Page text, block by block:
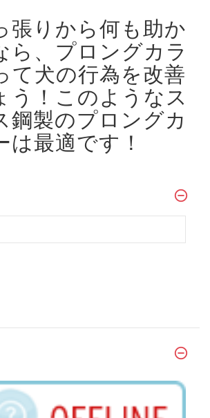
張りから何も助か
ら、プロングカラ
て犬の行為を改善
う！ このようなス
鋼製のプロングカ
は最適です！